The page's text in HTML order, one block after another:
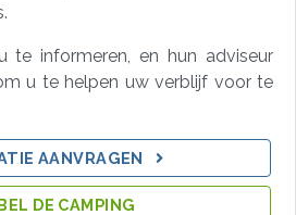
te informeren, en hun adviseur
u te helpen uw verblijf voor te
AANVRAGEN
DE CAMPING